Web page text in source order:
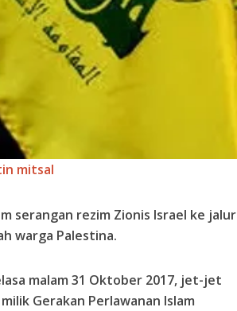
mitsal
serangan rezim Zionis Israel ke jalur
warga Palestina.
malam 31 Oktober 2017, jet-jet
Gerakan Perlawanan Islam